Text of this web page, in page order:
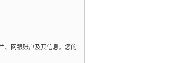
、网银账户及其信息。您的